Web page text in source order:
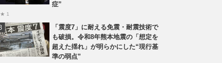
症”
★ 1
「震度7」に耐える免震・耐震技術で
も破損。令和8年熊本地震の「想定を
超えた揺れ」が明らかにした“現行基
準の弱点”